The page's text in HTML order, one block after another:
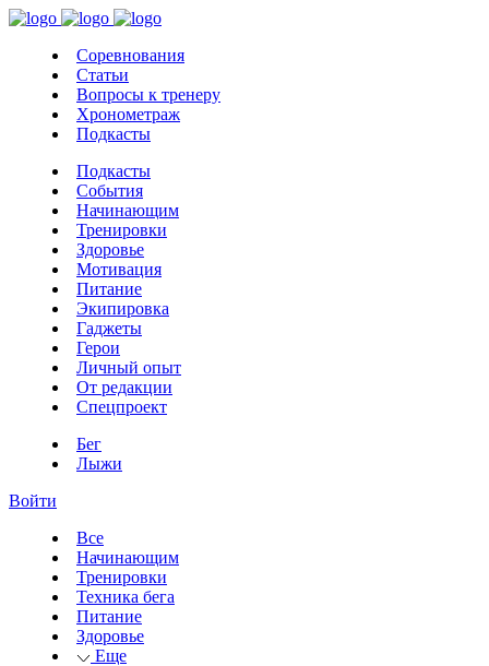
Соревнования
Статьи
Вопросы к тренеру
Хронометраж
Подкасты
Подкасты
События
Начинающим
Тренировки
Здоровье
Мотивация
Питание
Экипировка
Гаджеты
Герои
Личный опыт
От редакции
Спецпроект
Бег
Лыжи
Войти
Все
Начинающим
Тренировки
Техника бега
Питание
Здоровье
Еще